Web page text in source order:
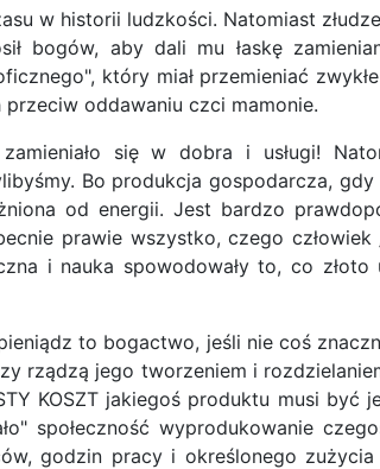
w historii ludzkości. Natomiast
bogów, aby dali mu łaskę
który miał przemieniać
oddawaniu czci mamonie.
się w dobra i usługi!
Bo produkcja gospodarcza,
od energii. Jest bardzo
prawie wszystko, czego
i nauka spowodowały to, co
to bogactwo, jeśli nie coś
rządzą jego tworzeniem i
KOSZT jakiegoś produktu musi być
społeczność wyprodukowanie
godzin pracy i określonego zużycia